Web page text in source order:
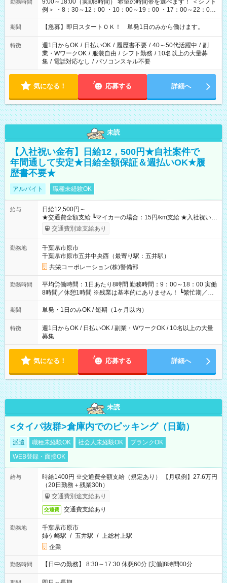
勤務時間
9:00～18:00（実動8時間） 希望の時間帯を選べます！ ＜シフト
例＞ ・8：30～12：00 ・10：00～19：00 ・17：00～22：00
・13：00～22：00 ・22：00～翌6：00 など
期間 【急募】即日スタートＯＫ！ 単発1日のみから働けます。
特徴 週1日からOK / 日払いOK / 履歴書不要 / 40～50代活躍中 / 副
業・WワークOK / 服装自由 / シフト勤務 / 10名以上の大量募
集 / 電話対応なし / パソコンスキル不要
気になる！ 応募する 詳細へ
未読
【入社祝い金有】日給12，500円★自社案件で
年間通して安定★日給全額保証＆週払いOK★履
歴書不要★
アルバイト 職種未経験OK
給与
日給12,500円～
★交通費全額支給 ┗マイカーの場合：15円/km支給 ★入社祝い金
「5万円」あり ★残業手当 ┗残業代は別途全額支給いたします ---
1200円×7ｈ×4日間 （休憩2時間分も給与が発生します♪） 【試
用期間】試用期間あり 試用期間の長さ：3ヶ月 雇用形態、給与
は本採用時と同じです。
交通費別途支給あり
勤務地
千葉県市原市
千葉県市原市五井中央西（最寄り駅：五井駅）
共栄コーポレーション(株)警備部
勤務時間
平均労働時間：1日あたり8時間 勤務時間：9：00～18：00 実働
8時間／休憩1時間 ※残業は基本的にありません！ ┗繁忙期／多
忙期にお願いする場合あり ┗残業代は別途全額支給いたします！
平均労働時間：1日あたり8時間 勤務時間：9：00～18：00 実働
忙期にお願いする場合あり ┗残業代は別途全額支給いたします！
期間 単発・1日のみOK / 短期（1ヶ月以内）
特徴
週1日からOK / 日払いOK / 副業・WワークOK / 10名以上の大量
募集
気になる！ 応募する 詳細へ
未読
<タイパ抜群>倉庫内でのピッキング（日勤）
派遣 職種未経験OK 社会人未経験OK
ブランクOK
WEB登録・面接OK
給与
時給1400円 ※交通費全額支給（規定あり） 【月収例】27.6万円
（20日勤務＋残業30h）
交通費別途支給あり
交通費 交通費支給あり
勤務地
千葉県市原市
姉ケ崎駅 / 五井駅 / 上総村上駅
企業
勤務時間 【日中の勤務】 8:30～17:30 休憩60分 [実働]8時間00分